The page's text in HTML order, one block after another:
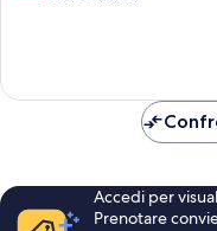
Accedi per
Prenotare